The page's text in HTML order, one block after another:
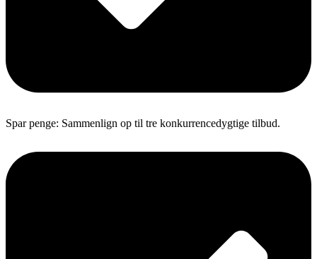
Spar penge: Sammenlign op til tre konkurrencedygtige tilbud.